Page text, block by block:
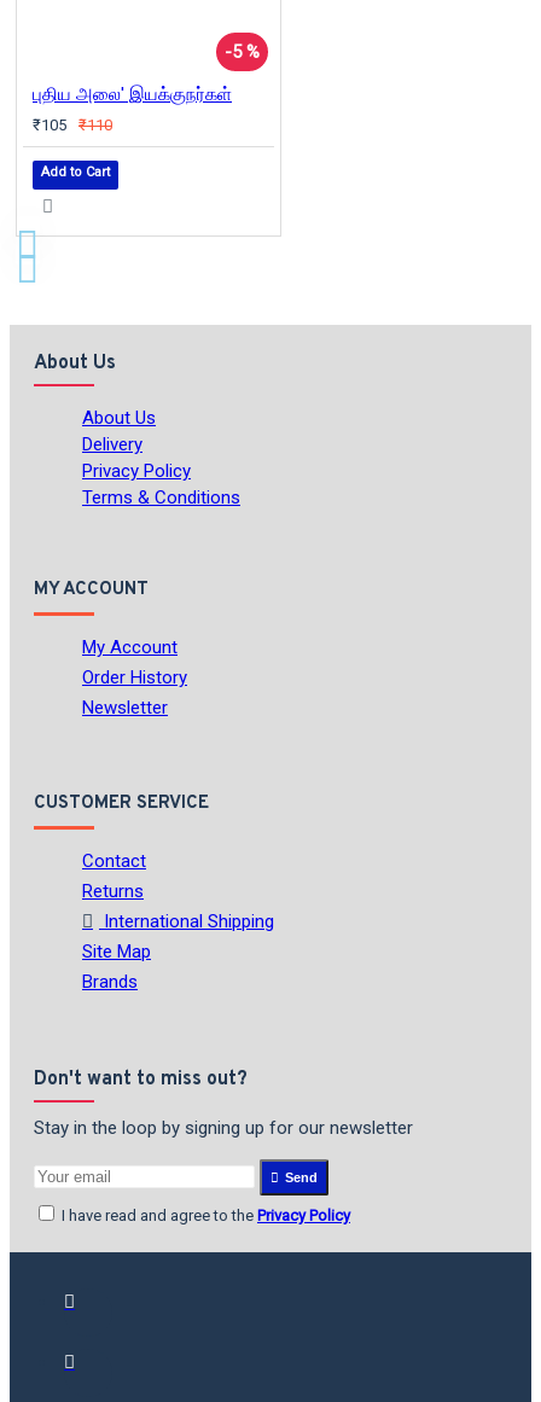
-5 %
புதிய அலை' இயக்குநர்கள்
₹105 ₹110
Add to Cart
About Us
About Us
Delivery
Privacy Policy
Terms & Conditions
MY ACCOUNT
My Account
Order History
Newsletter
CUSTOMER SERVICE
Contact
Returns
International Shipping
Site Map
Brands
Don't want to miss out?
Stay in the loop by signing up for our newsletter
Send
I have read and agree to the Privacy Policy